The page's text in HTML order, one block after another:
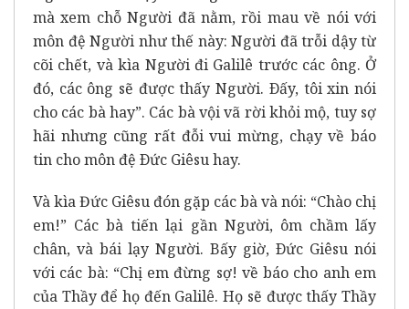
mà xem chỗ Người đã nằm, rồi mau về nói với
môn đệ Người như thế này: Người đã trỗi dậy từ
cõi chết, và kìa Người đi Galilê trước các ông. Ở
đó, các ông sẽ được thấy Người. Ðấy, tôi xin nói
cho các bà hay”. Các bà vội vã rời khỏi mộ, tuy sợ
hãi nhưng cũng rất đỗi vui mừng, chạy về báo
tin cho môn đệ Ðức Giêsu hay.
Và kìa Đức Giêsu đón gặp các bà và nói: “Chào chị
em!” Các bà tiến lại gần Người, ôm chầm lấy
chân, và bái lạy Người. Bấy giờ, Ðức Giêsu nói
với các bà: “Chị em đừng sợ! về báo cho anh em
của Thầy để họ đến Galilê. Họ sẽ được thấy Thầy